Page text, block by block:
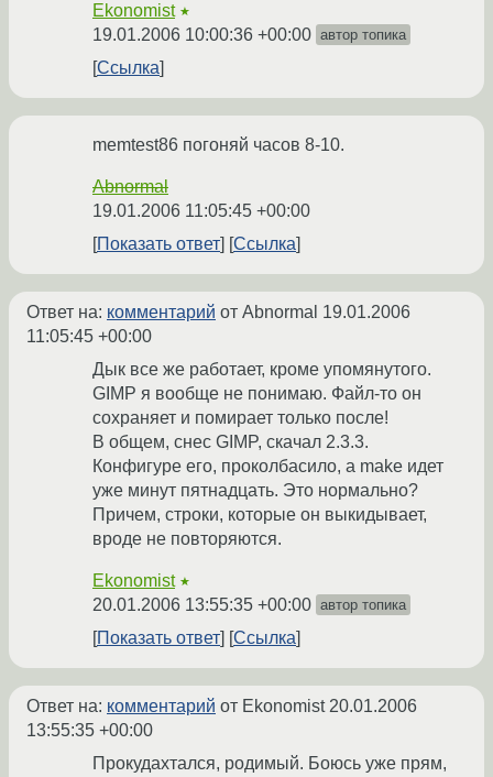
Ekonomist ★
19.01.2006 10:00:36 +00:00 автор топика
Ссылка
memtest86 погоняй часов 8-10.
Abnormal
19.01.2006 11:05:45 +00:00
Показать ответ
Ссылка
Ответ на: комментарий от Abnormal 19.01.2006
11:05:45 +00:00
Дык все же работает, кроме упомянутого.
GIMP я вообще не понимаю. Файл-то он
сохраняет и помирает только после!
В общем, снес GIMP, скачал 2.3.3.
Конфигуре его, проколбасило, а make идет
уже минут пятнадцать. Это нормально?
Причем, строки, которые он выкидывает,
вроде не повторяются.
Ekonomist ★
20.01.2006 13:55:35 +00:00 автор топика
Показать ответ Ссылка
Ответ на: комментарий от Ekonomist20.01.2006
13:55:35 +00:00
Прокудахтался, родимый. Боюсь уже прям,